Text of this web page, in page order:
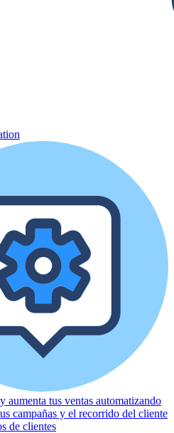
aumenta tus ventas automatizando
campañas y el recorrido del cliente
de clientes